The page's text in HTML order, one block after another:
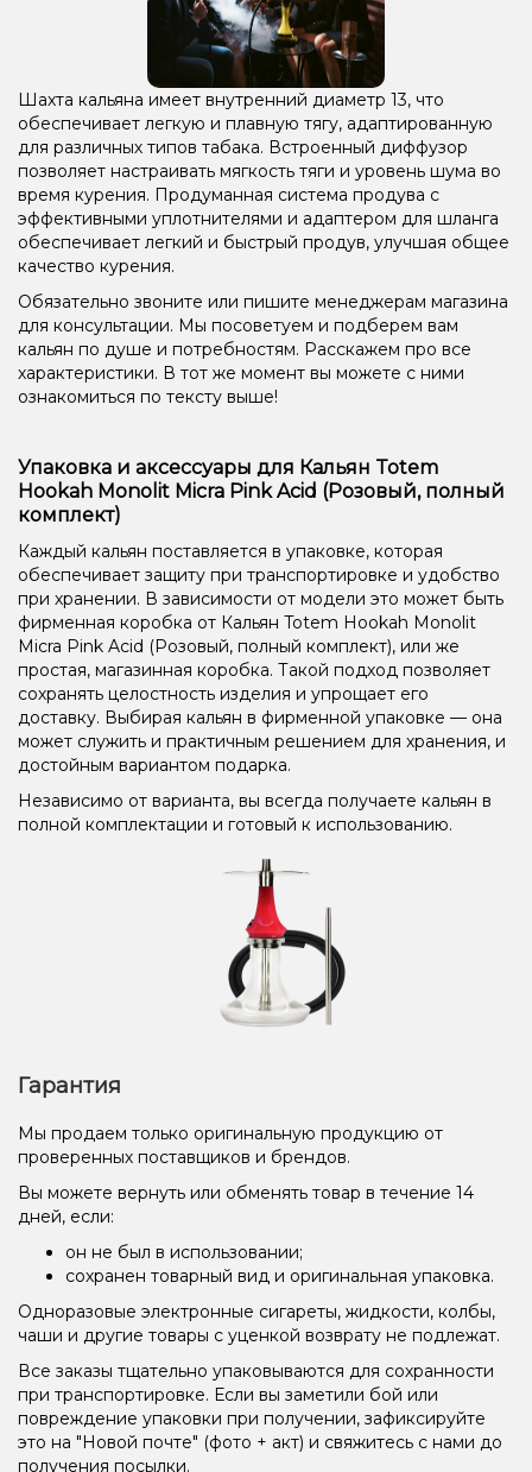
Шахта кальяна имеет внутренний диаметр 13, что
обеспечивает легкую и плавную тягу, адаптированную
для различных типов табака. Встроенный диффузор
позволяет настраивать мягкость тяги и уровень шума во
время курения. Продуманная система продува с
эффективными уплотнителями и адаптером для шланга
обеспечивает легкий и быстрый продув, улучшая общее
качество курения.
Обязательно звоните или пишите менеджерам магазина
для консультации. Мы посоветуем и подберем вам
кальян по душе и потребностям. Расскажем про все
характеристики. В тот же момент вы можете с ними
ознакомиться по тексту выше!
Упаковка и аксессуары для Кальян Totem
Hookah Monolit Micra Pink Acid (Розовый, полный
комплект)
Каждый кальян поставляется в упаковке, которая
обеспечивает защиту при транспортировке и удобство
при хранении. В зависимости от модели это может быть
фирменная коробка от Кальян Totem Hookah Monolit
Micra Pink Acid (Розовый, полный комплект), или же
простая, магазинная коробка. Такой подход позволяет
сохранять целостность изделия и упрощает его
доставку. Выбирая кальян в фирменной упаковке — она
может служить и практичным решением для хранения, и
достойным вариантом подарка.
Независимо от варианта, вы всегда получаете кальян в
полной комплектации и готовый к использованию.
Гарантия
Мы продаем только оригинальную продукцию от
проверенных поставщиков и брендов.
Вы можете вернуть или обменять товар в течение 14
дней, если:
он не был в использовании;
сохранен товарный вид и оригинальная упаковка.
Одноразовые электронные сигареты, жидкости, колбы,
чаши и другие товары с уценкой возврату не подлежат.
Все заказы тщательно упаковываются для сохранности
при транспортировке. Если вы заметили бой или
повреждение упаковки при получении, зафиксируйте
это на "Новой почте" (фото + акт) и свяжитесь с нами до
получения посылки.